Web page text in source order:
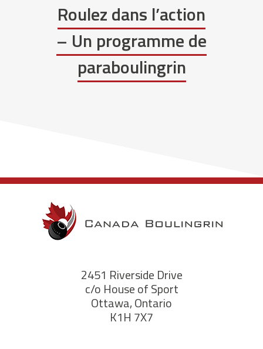
Roulez dans l’action
– Un programme de
paraboulingrin
2451 Riverside Drive
c/o House of Sport
Ottawa, Ontario
K1H 7X7